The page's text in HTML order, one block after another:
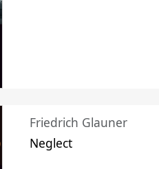
Friedrich Glauner
Neglect